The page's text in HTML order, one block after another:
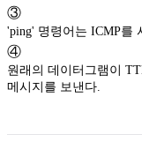
③
'ping' 명령어는 ICMP를
④
원래의 데이터그램이
메시지를 보낸다.